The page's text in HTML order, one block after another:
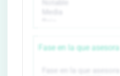
Fase en la que asesora